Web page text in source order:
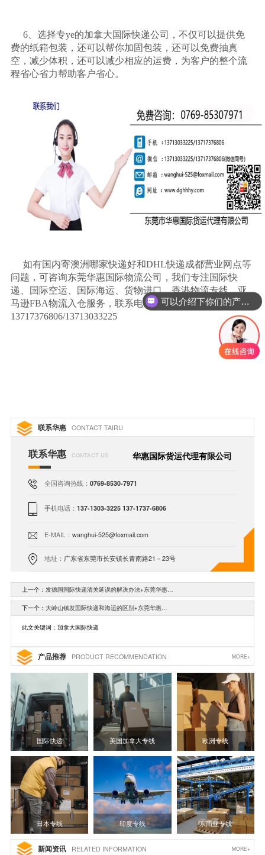
6、选择专ye的加拿大国际快递公司，不仅可以提供免
费的纸箱包装，还可以帮你加固包装，还可以免费抽真
空，减少体积，还可以减少相应的运费，为客户的整个流
程省心省力帮助客户省心。
如有国内寄澳洲哪家快递好和DHL快递成都营业网点等
问题，可咨询东莞华惠国际物流公司，我们专注国际快
递、国际空运、国际海运、货物进口、香港物流专线、亚
马逊FBA物流入仓服务，联系电话：
13717376806/13713033225
联系华惠 CONTACT TAIRU
联系华惠 CONTACT US 华惠国际货运代理有限公司
全国咨询热线：0769-8530-7971
手机电话：137-1303-3225 137-1737-6806
E-MAIL：wanghui-525@foxmail.com
地址： 广东省东莞市长安镇长青南路21－23号
上一个： 发德国国际快递清关延误的解决办法+东莞华惠…
下一个： 大岭山镇发国际快递和海运的区别+东莞华惠…
此文关键词：加拿大国际快递
产品推荐 PRODUCT RECOMMENDATION MORE+
国际快递 美国加拿大专线 欧洲专线
日本专线 印度专线 东南亚专线
新闻资讯 RELATED INFORMATION MORE+
可以介绍下你们的产品么